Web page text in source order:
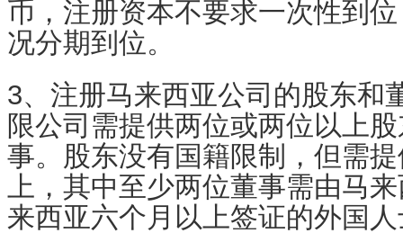
币，注册资本不要求一次性到
况分期到位。
3、注册马来西亚公司的股东和
限公司需提供两位或两位以上
事。股东没有国籍限制，但需
上，其中至少两位董事需由马
来西亚六个月以上签证的外国